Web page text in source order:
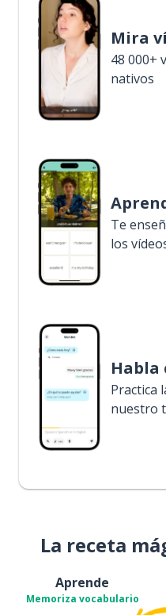
Mira
48 000+
nativos
Te
los
Habla
Practica
nuestro
La receta
Aprende
Memoriza vocabulario